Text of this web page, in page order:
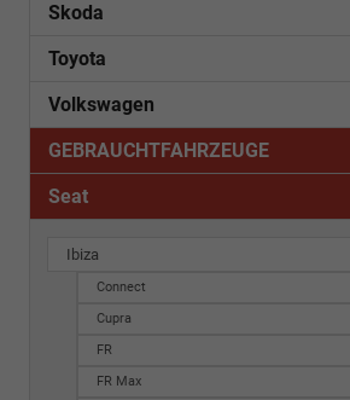
Skoda
Toyota
Volkswagen
GEBRAUCHTFAHRZEUGE
Seat
Ibiza
Connect
Cupra
FR
FR Max